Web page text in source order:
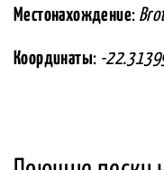
Местонахождение:
Координаты: -